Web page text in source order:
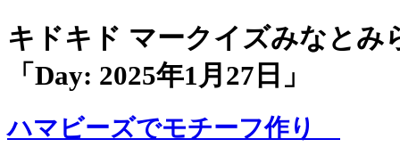
キドキド マークイズみなと
「Day: 2025年1月27日 」
ハマビーズでモチーフ作り